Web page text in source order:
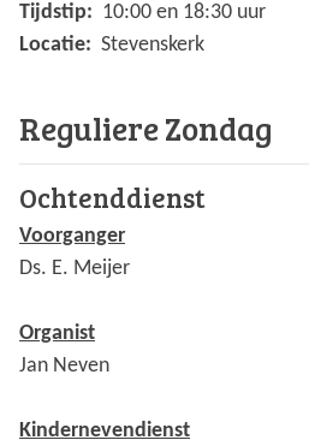
Tijdstip: 10:00 en 18:30 uur
Locatie: Stevenskerk
Reguliere Zondag
Ochtenddienst
Voorganger
Ds. E. Meijer
Organist
Jan Neven
Kindernevendienst